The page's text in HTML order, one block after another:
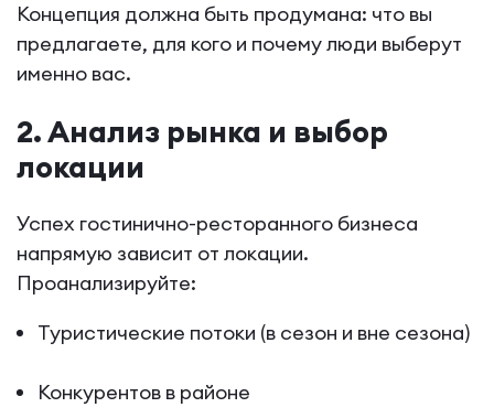
Концепция должна быть продумана: что вы
предлагаете, для кого и почему люди выберут
именно вас.
2. Анализ рынка и выбор
локации
Успех гостинично-ресторанного бизнеса
напрямую зависит от локации.
Проанализируйте:
Туристические потоки (в сезон и вне сезона)
Конкурентов в районе